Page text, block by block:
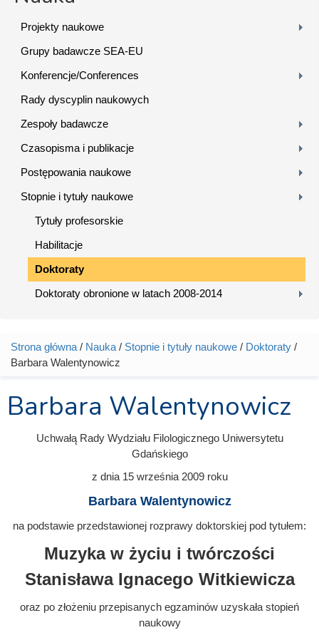
Projekty naukowe
Grupy badawcze SEA-EU
Konferencje/Conferences
Rady dyscyplin naukowych
Zespoły badawcze
Czasopisma i publikacje
Postępowania naukowe
Stopnie i tytuły naukowe
Tytuły profesorskie
Habilitacje
Doktoraty
Doktoraty obronione w latach 2008-2014
Jesteś tutaj
Strona główna / Nauka / Stopnie i tytuły naukowe / Doktoraty /
Barbara Walentynowicz
Barbara Walentynowicz
Uchwałą Rady Wydziału Filologicznego Uniwersytetu
Gdańskiego
z dnia 15 września 2009roku
Barbara Walentynowicz
na podstawie przedstawionej rozprawy doktorskiej pod tytułem:
Muzyka w życiu i twórczości
Stanisława Ignacego Witkiewicza
oraz po złożeniu przepisanych egzaminów uzyskała stopień
naukowy